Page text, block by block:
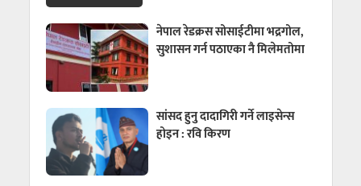
नेपाल रेडक्रस सोसाईटीमा भद्रगोल,
सुशासन गर्न पठाएका नै मिलेमतोमा
सांसद हुनु दादागिरी गर्ने लाइसेन्स
होइन : रवि किरण